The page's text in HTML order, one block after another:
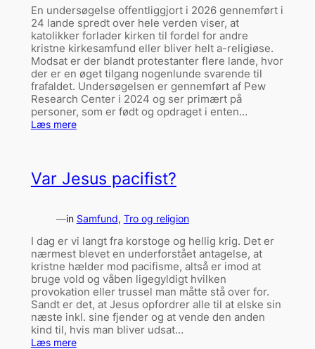
En undersøgelse offentliggjort i 2026 gennemført i
24 lande spredt over hele verden viser, at
katolikker forlader kirken til fordel for andre
kristne kirkesamfund eller bliver helt a-religiøse.
Modsat er der blandt protestanter flere lande, hvor
der er en øget tilgang nogenlunde svarende til
frafaldet. Undersøgelsen er gennemført af Pew
Research Center i 2024 og ser primært på
personer, som er født og opdraget i enten…
Læs mere:
Var Jesus pacifist?
—in Samfund, Tro og religion
I dag er vi langt fra korstoge og hellig krig. Det er
nærmest blevet en underforstået antagelse, at
kristne hælder mod pacifisme, altså er imod at
bruge vold og våben ligegyldigt hvilken
provokation eller trussel man måtte stå over for.
Sandt er det, at Jesus opfordrer alle til at elske sin
næste inkl. sine fjender og at vende den anden
kind til, hvis man bliver udsat…
Læs mere: